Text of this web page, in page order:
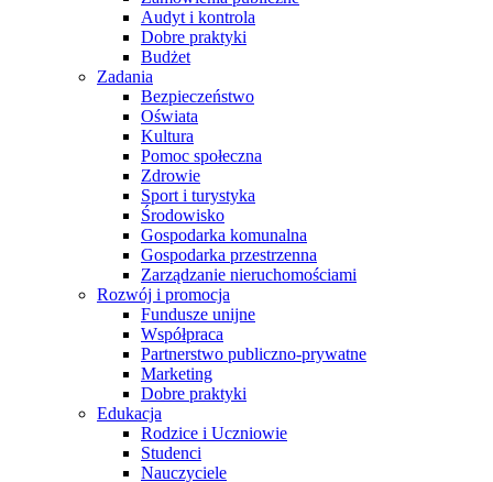
Audyt i kontrola
Dobre praktyki
Budżet
Zadania
Bezpieczeństwo
Oświata
Kultura
Pomoc społeczna
Zdrowie
Sport i turystyka
Środowisko
Gospodarka komunalna
Gospodarka przestrzenna
Zarządzanie nieruchomościami
Rozwój i promocja
Fundusze unijne
Współpraca
Partnerstwo publiczno-prywatne
Marketing
Dobre praktyki
Edukacja
Rodzice i Uczniowie
Studenci
Nauczyciele